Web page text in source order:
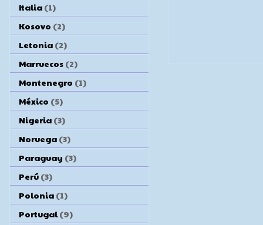
Italia (1)
Kosovo (2)
Letonia (2)
Marruecos (2)
Montenegro (1)
México (5)
Nigeria (3)
Noruega (3)
Paraguay (3)
Perú (3)
Polonia (1)
Portugal (9)